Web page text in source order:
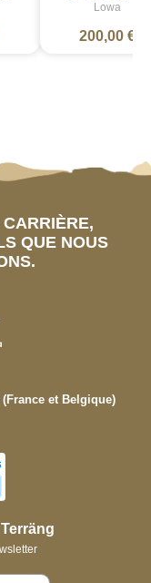
Lowa
200,00 €
QUE NOUS
et Belgique)